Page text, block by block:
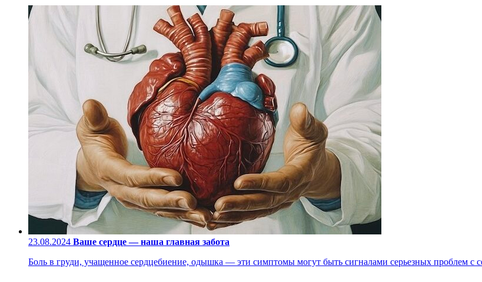
23.08.2024 Ваше сердце — наша главная забота
Боль в груди, учащенное сердцебиение, одышка — эти симптомы могут быть сигналами серьезных проблем с